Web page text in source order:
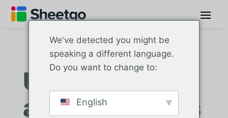
Una editorial
automatiza los
We've detected you might be
speaking a different language.
Do you want to change to:
English